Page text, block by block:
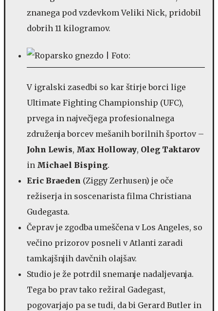
znanega pod vzdevkom Veliki Nick, pridobil
dobrih 11 kilogramov.
V igralski zasedbi so kar štirje borci lige
Ultimate Fighting Championship (UFC),
prvega in največjega profesionalnega
združenja borcev mešanih borilnih športov –
John Lewis, Max Holloway, Oleg Taktarov
in Michael Bisping.
Eric Braeden (Ziggy Zerhusen) je oče
režiserja in soscenarista filma Christiana
Gudegasta.
Čeprav je zgodba umeščena v Los Angeles, so
večino prizorov posneli v Atlanti zaradi
tamkajšnjih davčnih olajšav.
Studio je že potrdil snemanje nadaljevanja.
Tega bo prav tako režiral Gadegast,
pogovarjajo pa se tudi, da bi Gerard Butler in